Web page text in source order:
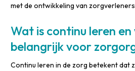
met de ontwikkeling van
Wat is continu leren
belangrijk voor
Continu leren in de zorg betekent dat